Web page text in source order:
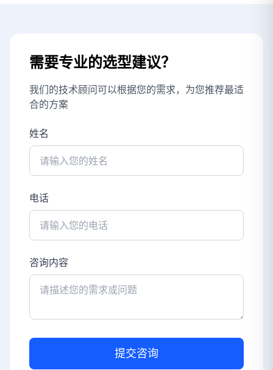
需要专业的选型建议？
我们的技术顾问可以根据您的需求，为您推荐最适
合的方案
姓名
电话
咨询内容
提交咨询